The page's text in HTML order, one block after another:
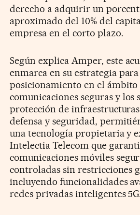
derecho a adquirir un
aproximado del 10% del
empresa en el corto plazo.
Según explica Amper, este
enmarca en su estrategia
posicionamiento en el ámbito
comunicaciones seguras y los
protección de
defensa y seguridad,
una tecnología propietaria y
Intelectia Telecom que
comunicaciones móviles
controladas sin restricciones
incluyendo funcionalidades
redes privadas inteligentes